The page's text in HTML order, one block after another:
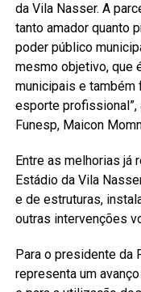
da Vila Nasser. A
tanto amador quanto
poder público
mesmo objetivo, que
municipais e também
esporte
Funesp, Maicon
Entre as melhorias já
Estádio da Vila
e de estruturas,
outras intervenções
Para o presidente da
representa um